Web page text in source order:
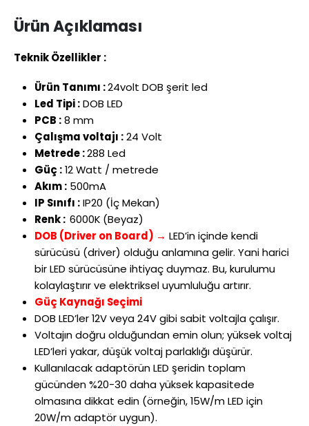
Ürün Açıklaması
Teknik Özellikler :
Ürün Tanımı :24volt DOB şerit led
Led Tipi :DOB LED
PCB :8 mm
Çalışma voltajı :24 Volt
Metrede :288 Led
Güç :12 Watt / metrede
Akım :500mA
IP Sınıfı :IP20 (İç Mekan)
Renk : 6000K (Beyaz)
DOB (Driver on Board) → LED’in içinde kendi
sürücüsü (driver) olduğu anlamına gelir. Yani harici
bir LED sürücüsüne ihtiyaç duymaz. Bu, kurulumu
kolaylaştırır ve elektriksel uyumluluğu artırır.
Güç Kaynağı Seçimi
DOB LED’ler 12V veya 24V gibi sabit voltajla çalışır.
Voltajın doğru olduğundan emin olun; yüksek voltaj
LED’leri yakar, düşük voltaj parlaklığı düşürür.
Kullanılacak adaptörün LED şeridin toplam
gücünden %20-30 daha yüksek kapasitede
olmasına dikkat edin (örneğin, 15W/m LED için
20W/m adaptör uygun).